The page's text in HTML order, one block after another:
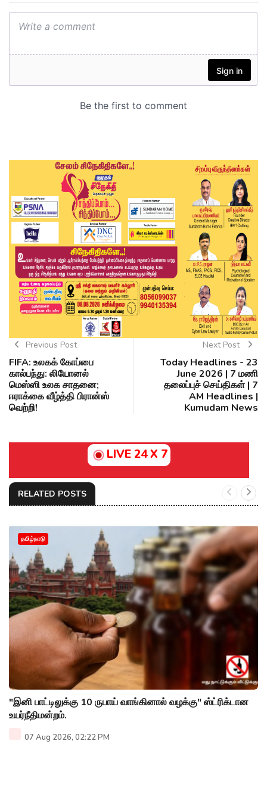
Previous Post
FIFA: உலகக் கோப்பை
கால்பந்து: லியோனல்
மெஸ்ஸி உலக சாதனை;
ஈராக்கை வீழ்த்தி பிரான்ஸ்
வெற்றி!
Next Post
Today Headlines - 23
June 2026 | 7 மணி
தலைப்புச் செய்திகள் | 7
AM Headlines |
Kumudam News
LIVE 24 X 7
RELATED POSTS
தமிழ்நாடு
"இனி பாட்டிலுக்கு 10 ருபாய் வாங்கினால் வழக்கு" ஸ்ட்ரிக்டான
உயர்நீதிமன்றம்.
07 Aug 2026, 02:22 PM